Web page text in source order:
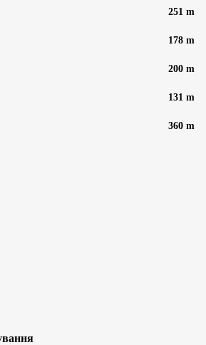
251 m
178 m
200 m
131 m
360 m